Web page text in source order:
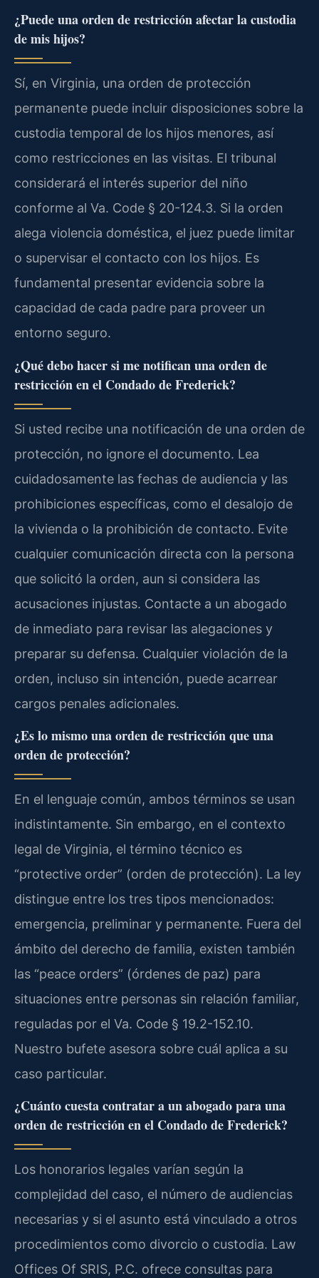
¿Puede una orden de restricción afectar la custodia
de mis hijos?
Sí, en Virginia, una orden de protección
permanente puede incluir disposiciones sobre la
custodia temporal de los hijos menores, así
como restricciones en las visitas. El tribunal
considerará el interés superior del niño
conforme al Va. Code § 20-124.3. Si la orden
alega violencia doméstica, el juez puede limitar
o supervisar el contacto con los hijos. Es
fundamental presentar evidencia sobre la
capacidad de cada padre para proveer un
entorno seguro.
¿Qué debo hacer si me notifican una orden de
restricción en el Condado de Frederick?
Si usted recibe una notificación de una orden de
protección, no ignore el documento. Lea
cuidadosamente las fechas de audiencia y las
prohibiciones específicas, como el desalojo de
la vivienda o la prohibición de contacto. Evite
cualquier comunicación directa con la persona
que solicitó la orden, aun si considera las
acusaciones injustas. Contacte a un abogado
de inmediato para revisar las alegaciones y
preparar su defensa. Cualquier violación de la
orden, incluso sin intención, puede acarrear
cargos penales adicionales.
¿Es lo mismo una orden de restricción que una
orden de protección?
En el lenguaje común, ambos términos se usan
indistintamente. Sin embargo, en el contexto
legal de Virginia, el término técnico es
“protective order” (orden de protección). La ley
distingue entre los tres tipos mencionados:
emergencia, preliminar y permanente. Fuera del
ámbito del derecho de familia, existen también
las “peace orders” (órdenes de paz) para
situaciones entre personas sin relación familiar,
reguladas por el Va. Code § 19.2-152.10.
Nuestro bufete asesora sobre cuál aplica a su
caso particular.
¿Cuánto cuesta contratar a un abogado para una
orden de restricción en el Condado de Frederick?
Los honorarios legales varían según la
complejidad del caso, el número de audiencias
necesarias y si el asunto está vinculado a otros
procedimientos como divorcio o custodia. Law
Offices Of SRIS, P.C. ofrece consultas para